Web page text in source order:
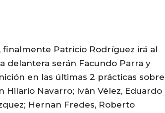
Patricio Rodríguez irá al
delantera serán Facundo Parra y
en las últimas 2 prácticas sobre
Hilario Navarro; Iván Vélez, Eduardo
Hernan Fredes, Roberto